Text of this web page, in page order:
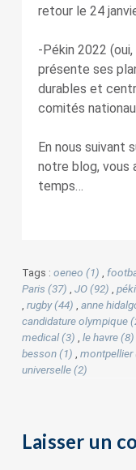
retour le 24
-Pékin 2022 (oui,
présente ses
durables et
comités
En nous suivant
notre blog, vous
temps…
Tags : oeneo (1)
Paris (37)
JO (92)
rugby (44) anne
candidature olympique
medical (3)
le havre (8)
besson (1)
montpellier
universelle (2)
Laisser un